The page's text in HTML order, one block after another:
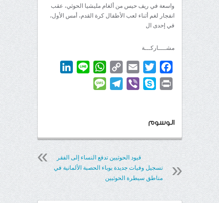
واسعة في ريف حيس من ألغام مليشيا الحوثي، عقب
انفجار لغم أثناء لعب الأطفال كرة القدم، أمس الأول،
في إحدى ال
مشــــاركـــة
Facebook
Twitter
Email
Copy
Link
WhatsApp
Line
Print
Skype
Viber
Telegram
الوسوم
قيود الحوثيين تدفع النساء إلى الفقر
تسجيل وفيات جديدة بوباء الحصبة الألمانية في
مناطق سيطرة الحوثيين